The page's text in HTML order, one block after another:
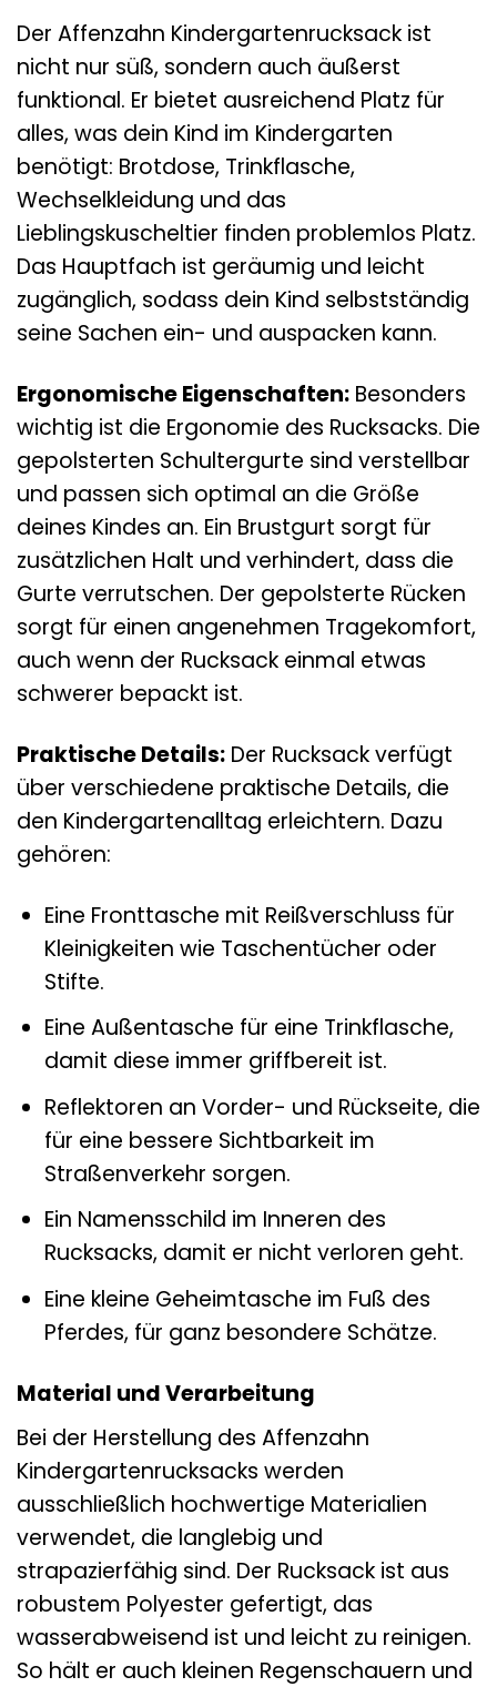
Der Affenzahn Kindergartenrucksack ist
nicht nur süß, sondern auch äußerst
funktional. Er bietet ausreichend Platz für
alles, was dein Kind im Kindergarten
benötigt: Brotdose, Trinkflasche,
Wechselkleidung und das
Lieblingskuscheltier finden problemlos Platz.
Das Hauptfach ist geräumig und leicht
zugänglich, sodass dein Kind selbstständig
seine Sachen ein- und auspacken kann.
Ergonomische Eigenschaften: Besonders
wichtig ist die Ergonomie des Rucksacks. Die
gepolsterten Schultergurte sind verstellbar
und passen sich optimal an die Größe
deines Kindes an. Ein Brustgurt sorgt für
zusätzlichen Halt und verhindert, dass die
Gurte verrutschen. Der gepolsterte Rücken
sorgt für einen angenehmen Tragekomfort,
auch wenn der Rucksack einmal etwas
schwerer bepackt ist.
Praktische Details: Der Rucksack verfügt
über verschiedene praktische Details, die
den Kindergartenalltag erleichtern. Dazu
gehören:
Eine Fronttasche mit Reißverschluss für
Kleinigkeiten wie Taschentücher oder
Stifte.
Eine Außentasche für eine Trinkflasche,
damit diese immer griffbereit ist.
Reflektoren an Vorder- und Rückseite, die
für eine bessere Sichtbarkeit im
Straßenverkehr sorgen.
Ein Namensschild im Inneren des
Rucksacks, damit er nicht verloren geht.
Eine kleine Geheimtasche im Fuß des
Pferdes, für ganz besondere Schätze.
Material und Verarbeitung
Bei der Herstellung des Affenzahn
Kindergartenrucksacks werden
ausschließlich hochwertige Materialien
verwendet, die langlebig und
strapazierfähig sind. Der Rucksack ist aus
robustem Polyester gefertigt, das
wasserabweisend ist und leicht zu reinigen.
So hält er auch kleinen Regenschauern und